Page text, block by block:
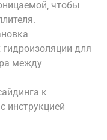
чтобы
для
между
к
инструкцией